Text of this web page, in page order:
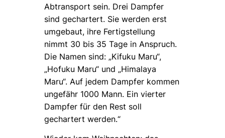
Abtransport sein. Drei Dampfer
sind gechartert. Sie werden erst
umgebaut, ihre Fertigstellung
nimmt 30 bis 35 Tage in Anspruch.
Die Namen sind: „Kifuku Maru“,
„Hofuku Maru“ und „Himalaya
Maru“. Auf jedem Dampfer kommen
ungefähr 1000 Mann. Ein vierter
Dampfer für den Rest soll
gechartert werden.“